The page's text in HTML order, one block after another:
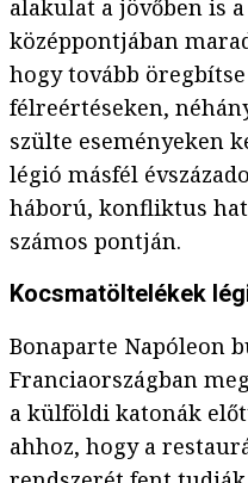
alakulat a jövőben is
középpontjában
hogy tovább
félreértéseken,
szülte eseményeken
légió másfél
háború, konfliktus
számos pontján.
Kocsmatöltelékek
Bonaparte Napóleon
Franciaországban
a külföldi katonák
ahhoz, hogy a